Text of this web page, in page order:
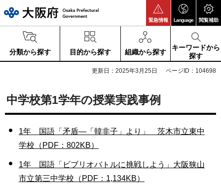
緊急情報 Language 閲覧補助
分類から探す 目的から探す 組織から探す
キーワードから
探す
更新日：2025年3月25日 ページID：104698
中学校第1学年の授業実践事例
1年 国語「矛盾―「韓非子」より」 茨木市立東中
学校（PDF：802KB）
1年 国語「ビブリオバトルに挑戦しよう」大阪狭山
市立第三中学校（PDF：1,134KB）